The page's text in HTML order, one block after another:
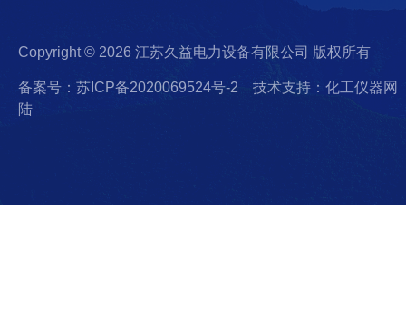
Copyright © 2026 江苏久益电力设备有限公司 版权所有
备案号：苏ICP备2020069524号-2
技术支持：化工仪器网
陆